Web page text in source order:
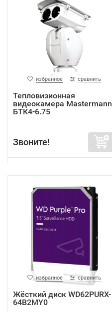
избранное сравнить
Тепловизионная
видеокамера Mastermann
БТК4-6.75
Звоните!
избранное сравнить
Жёсткий диск WD62PURX-
64B2MY0